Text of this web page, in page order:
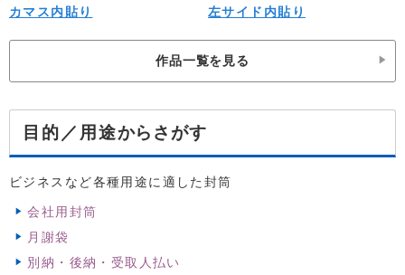
カマス内貼り
左サイド内貼り
作品一覧を見る
目的／用途からさがす
ビジネスなど各種用途に適した封筒
会社用封筒
月謝袋
別納・後納・受取人払い